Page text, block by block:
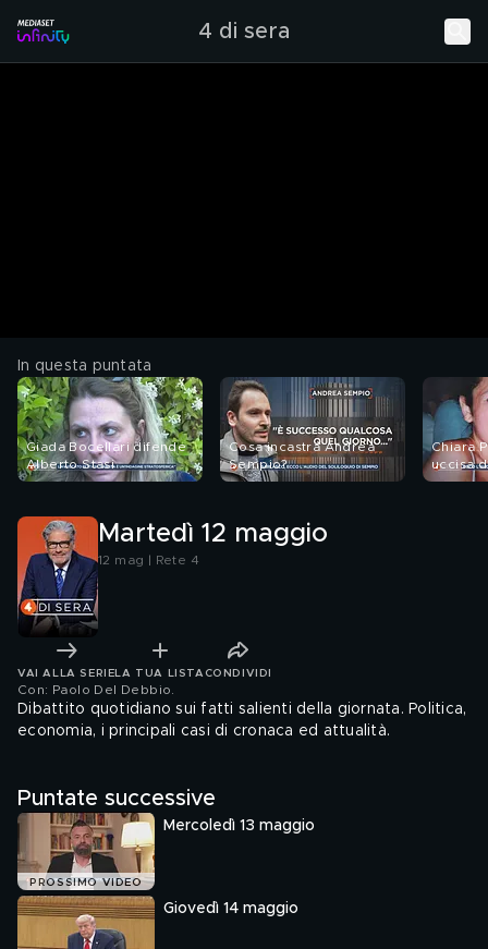
4 di sera
In questa puntata
Giada Bocellari difende
Alberto Stasi
Cosa incastra Andrea
Sempio?
Chiara
uccisa
Martedì 12 maggio
12 mag | Rete 4
VAI ALLA SERIE LA TUA LISTA CONDIVIDI
Con: Paolo Del Debbio
Dibattito quotidiano sui fatti salienti della giornata. Politica,
economia, i principali casi di cronaca ed attualità.
Puntate successive
PROSSIMO VIDEO
Mercoledì 13 maggio
Giovedì 14 maggio